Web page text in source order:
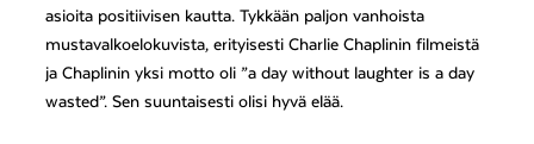
asioita positiivisen kautta. Tykkään paljon vanhoista
mustavalkoelokuvista, erityisesti Charlie Chaplinin filmeistä
ja Chaplinin yksi motto oli ”a day without laughter is a day
wasted”. Sen suuntaisesti olisi hyvä elää.